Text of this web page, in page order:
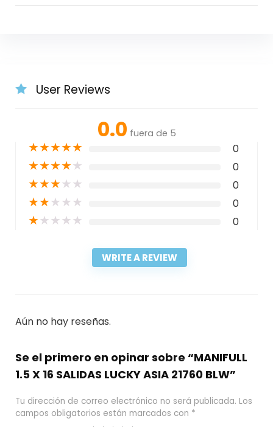
User Reviews
0.0 fuera de 5
★★★★★ 0
★★★★★ 0
★★★★★ 0
★★★★★ 0
★★★★★ 0
WRITE A REVIEW
Aún no hay reseñas.
Se el primero en opinar sobre “MANIFULL
1.5 X 16 SALIDAS LUCKY ASIA 21760 BLW”
Tu dirección de correo electrónico no será publicada. Los
campos obligatorios están marcados con *